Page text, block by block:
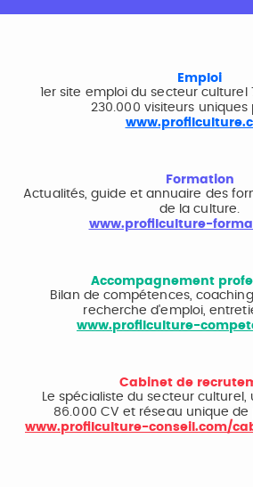
Emploi
1er site emploi du secteur culturel
230.000 visiteurs uniques
Formation
Actualités, guide et annuaire des
de la culture.
www.profilculture-
Accompagnement
Bilan de compétences,
recherche d'emploi,
www.profilculture-
Cabinet de
Le spécialiste du secteur
86.000 CV et réseau unique de
www.profilculture-conseil.com/